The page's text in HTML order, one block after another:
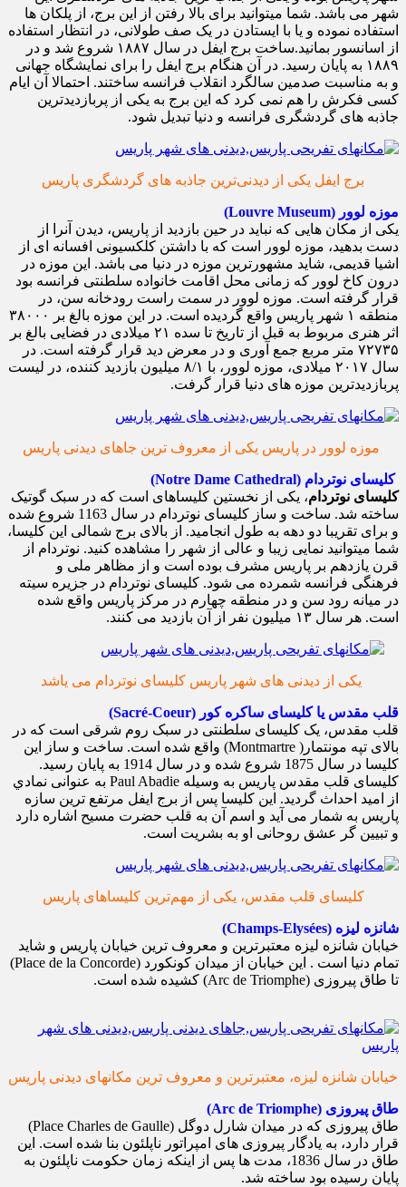
شهر می باشد. شما میتوانید برای بالا رفتن از این برج، از پلکان ها
استفاده نموده و یا با ایستادن در یک صف طولانی، در انتظار استفاده
از اسانسور بمانید.ساخت برج ایفل در سال ۱۸۸۷ شروع شد و در
۱۸۸۹ به پایان رسید. در آن هنگام برج ایفل را برای نمایشگاه جهانی
و به مناسبت صدمین سالگرد انقلاب فرانسه ساختند. احتمالا آن ایام
کسی فکرش را هم نمی کرد که این برج به یکی از پربازدیدترین
جاذبه های گردشگری فرانسه و دنیا تبدیل شود.
برج ایفل یکی از دیدنی‌ترین جاذبه های گردشگری پاریس
موزه لوور (Louvre Museum)
یکی از مکان هایی که نباید در حین بازديد از پاریس، دیدن آنرا از
دست بدهید، موزه لوور است که با داشتن کلکسیونی افسانه ای از
اشیا قدیمی، شاید مشهورترین موزه در دنیا می باشد. این موزه در
درون کاخ لوور که زمانی محل اقامت خانواده سلطنتی فرانسه بود
قرار گرفته است. موزه لوور در سمت راست رودخانه سن، در
منطقه ۱ شهر پاریس واقع گردیده است. در این موزه بالغ بر ۳۸۰۰۰
اثر هنری مربوط به قبل از تاریخ تا سده ۲۱ میلادی در فضایی بالغ بر
۷۲۷۳۵ متر مربع جمع آوری و در معرض دید قرار گرفته است. در
سال ۲۰۱۷ میلادی، موزه لوور، با ۸/۱ میلیون بازديد کننده، در لیست
پربازدیدترین موزه های دنیا قرار گرفت.
موزه لوور در پاریس یکی از معروف ترین جاهای دیدنی پاریس
کلیسای نوتردام (Notre Dame Cathedral)
کلیسای نوتردام، یکی از نخستین کلیساهای است که در سبک گوتیک
ساخته شد. ساخت و ساز کلیسای نوتردام در سال 1163 شروع شده
و برای تقریبا دو دهه به طول انجامید. از بالای برج شمالی این کلیسا،
شما میتوانید نمایی زیبا و عالی از شهر را مشاهده کنید. نوتردام از
قرن یازدهم بر پاریس مشرف بوده است و از مظاهر ملی و
فرهنگی فرانسه شمرده می شود. کلیسای نوتردام در جزیره سیته
در میانه رود سن و در منطقه چهارم در مرکز پاریس واقع شده
است. هر سال ۱۳ میلیون نفر از آن بازديد می کنند.
یکی از دیدنی های شهر پاریس کلیسای نوتردام می یاشد
قلب مقدس یا کلیسای ساکره کور (Sacré-Coeur)
قلب مقدس، یک کلیسای سلطنتی در سبک روم شرقی است که در
بالای تپه مونتمار( Montmartre) واقع شده است. ساخت و ساز این
کلیسا در سال 1875 شروع شده و در سال 1914 به پایان رسید.
کلیسای قلب مقدس پاریس به وسیله Paul Abadie به عنوانی نمادي
از امید احداث گردید. این کلیسا پس از برج ایفل مرتفع ترین سازه
پاریس به شمار می آید و اسم آن به قلب حضرت مسیح اشاره دارد
و تبیین گر عشق روحانی او به بشریت است.
کلیسای قلب مقدس، یکی از مهم‌ترین کلیساهای پاریس
شانزه لیزه (Champs-Elysées)
خیابان شانزه لیزه معتبرترین و معروف ترین خیابان پاریس و شاید
تمام دنیا است . این خیابان از میدان کونکورد (Place de la Concorde)
تا طاق پیروزی (Arc de Triomphe) کشیده شده است.
خیابان شانزه لیزه، معتبرترین و معروف ترین مکانهای دیدنی پاریس
طاق پیروزی (Arc de Triomphe)
طاق پیروزی که در میدان شارل دوگل (Place Charles de Gaulle)
قرار دارد، به یادگار پیروزی های امپراتور ناپلئون بنا شده است. این
طاق در سال 1836، مدت ها پس از اینکه زمان حکومت ناپلئون به
پایان رسیده بود ساخته شد.